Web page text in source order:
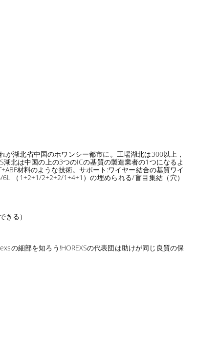
が湖北省中国のホワンシー都市に。工場湖北は300以上，
北は中国の上の3つのICの基質の製造業者の1つになるよ
材料のような技術。サポート:ワイヤー結合の基質ワイ
（1+2+1/2+2+2/1+4+1）の埋められる/盲目集結（穴）
る）
の細部を知ろう!HOREXSの代表団は助けが同じ良質の保